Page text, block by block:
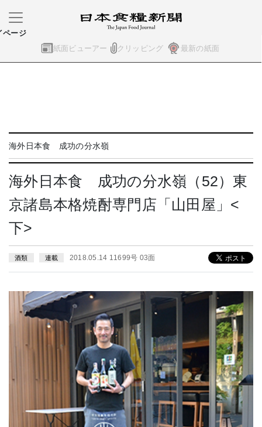
紙面ビューアー クリッピング 最新の紙面
ページ
海外日本食 成功の分水嶺
海外日本食 成功の分水嶺（52）東
京諸島本格焼酎専門店「山田屋」<
下>
酒類 連載 2018.05.14 11699号 03面